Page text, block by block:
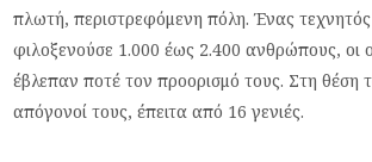
πλωτή, περιστρεφόμενη πόλη. Ένας
φιλοξενούσε 1.000 έως 2.400 ανθρώπους, οι
έβλεπαν ποτέ τον προορισμό τους. Στη θέση
απόγονοί τους, έπειτα από 16 γενιές.